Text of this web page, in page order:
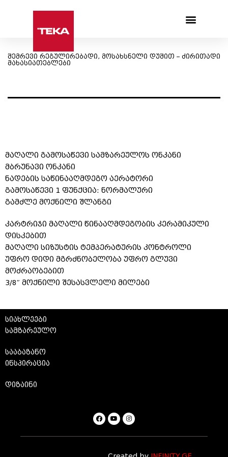
შემრევი რეგულირებადი, მოსახსნელი დუშით – ძირითადი
მახასიათებლები
მაღალი გამოსაწევი სამზარეულოს ონკანი
მბრუნავი ონკანი
ნადების საწინააღმდეგო აერატორი
გამოსაწევი 1 ფუნქცია: ნორმალური
გამძლე მოქნილი შლანგი
კარტრიჯი მაღალი წინააღმდეგობის კერამიკული
დისკებით
მაღალი სიზუსტის ტემპერატურის კონტროლი
უფრო დიდი მგრძნობელობა უფრო გლუვი
მოძრაობებით
3/8″ მოქნილი შესასვლელი მილები
სიახლეები
სამზარეულო
სააბაზანო
ინსპირაცია
დიზაინი